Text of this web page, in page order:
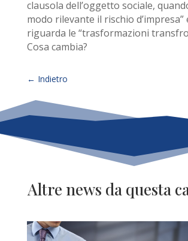
clausola dell’oggetto sociale,
modo rilevante il rischio d’impresa”
riguarda le “trasformazioni
Cosa cambia?
← Indietro
Altre news da questa